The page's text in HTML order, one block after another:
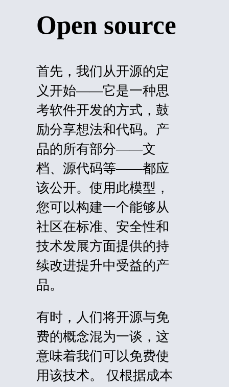
Open source
首先，我们从开源的定
义开始——它是一种思
考软件开发的方式，鼓
励分享想法和代码。产
品的所有部分——文
档、源代码等——都应
该公开。使用此模型，
您可以构建一个能够从
社区在标准、安全性和
技术发展方面提供的持
续改进提升中受益的产
品。
有时，人们将开源与免
费的概念混为一谈，这
意味着我们可以免费使
用该技术。 仅根据成本